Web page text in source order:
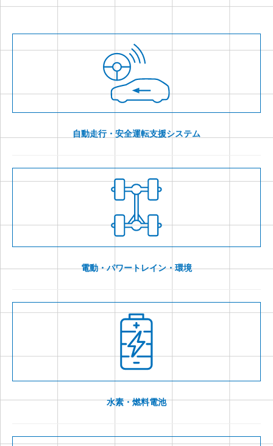
自動走行・安全運転支援システム
電動・パワートレイン・環境
水素・燃料電池